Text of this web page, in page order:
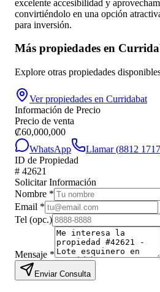
excelente accesibilidad y
convirtiéndolo en una opción
para inversión.
Más propiedades en
Explore otras propiedades
Ver propiedades en Curridabat
Información de Precio
Precio de venta
₡60,000,000
WhatsApp
Llamar (8812 1717
ID de Propiedad
# 42621
Solicitar Información
Nombre *
Email *
Tel (opc.)
Mensaje *
Enviar Consulta